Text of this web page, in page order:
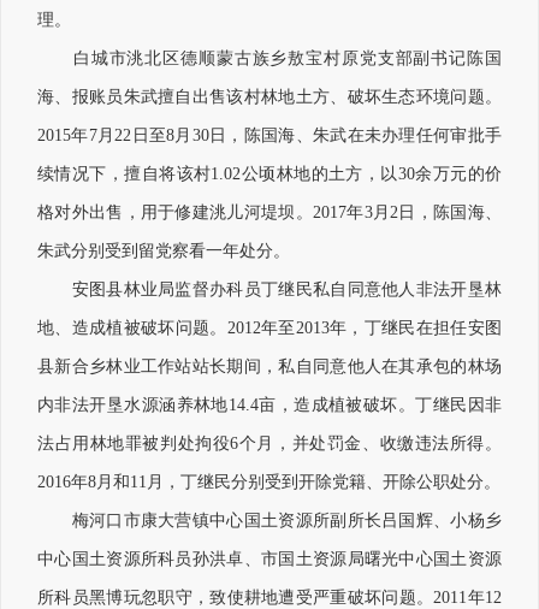
理。
白城市洮北区德顺蒙古族乡敖宝村原党支部副书记陈国
海、报账员朱武擅自出售该村林地土方、破坏生态环境问题。
2015年7月22日至8月30日，陈国海、朱武在未办理任何审批手
续情况下，擅自将该村1.02公顷林地的土方，以30余万元的价
格对外出售，用于修建洮儿河堤坝。2017年3月2日，陈国海、
朱武分别受到留党察看一年处分。
安图县林业局监督办科员丁继民私自同意他人非法开垦林
地、造成植被破坏问题。2012年至2013年，丁继民在担任安图
县新合乡林业工作站站长期间，私自同意他人在其承包的林场
内非法开垦水源涵养林地14.4亩，造成植被破坏。丁继民因非
法占用林地罪被判处拘役6个月，并处罚金、收缴违法所得。
2016年8月和11月，丁继民分别受到开除党籍、开除公职处分。
梅河口市康大营镇中心国土资源所副所长吕国辉、小杨乡
中心国土资源所科员孙洪卓、市国土资源局曙光中心国土资源
所科员黑博玩忽职守，致使耕地遭受严重破坏问题。2011年12